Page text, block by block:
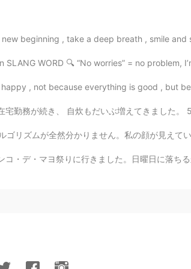
beginning , take a deep breath , smile and
WORD 🔍 “No worries” = no problem,
, not because everything is good , but
、 自炊もだいぶ増えてきました。 5キロの米は、二か月もしないで完食。 うちの米の在
全然分かりません。私の顔が見えているので、この投稿が公開されるのかどうか知り
りに行きました。日曜日に落ちるから、町はシンコ・デ・マヨをお祝いました。 食べ物と